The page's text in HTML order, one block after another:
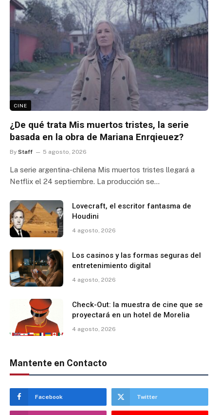
CINE
¿De qué trata Mis muertos tristes, la serie
basada en la obra de Mariana Enrqieuez?
By Staff 5 agosto, 2026
La serie argentina-chilena Mis muertos tristes llegará a
Netflix el 24 septiembre. La producción se…
Lovecraft, el escritor fantasma de
Houdini
4 agosto, 2026
Los casinos y las formas seguras del
entretenimiento digital
4 agosto, 2026
Check-Out: la muestra de cine que se
proyectará en un hotel de Morelia
4 agosto, 2026
Mantente en Contacto
Facebook Twitter